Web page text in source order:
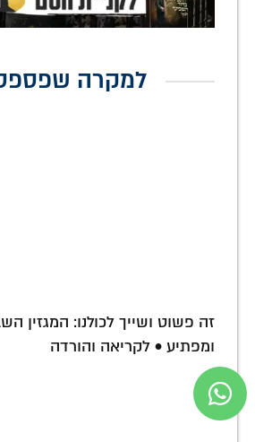
למקרה
זה פשוט ושייך לכולנו: המגזין
ומפתיע • לקריאה והורדה